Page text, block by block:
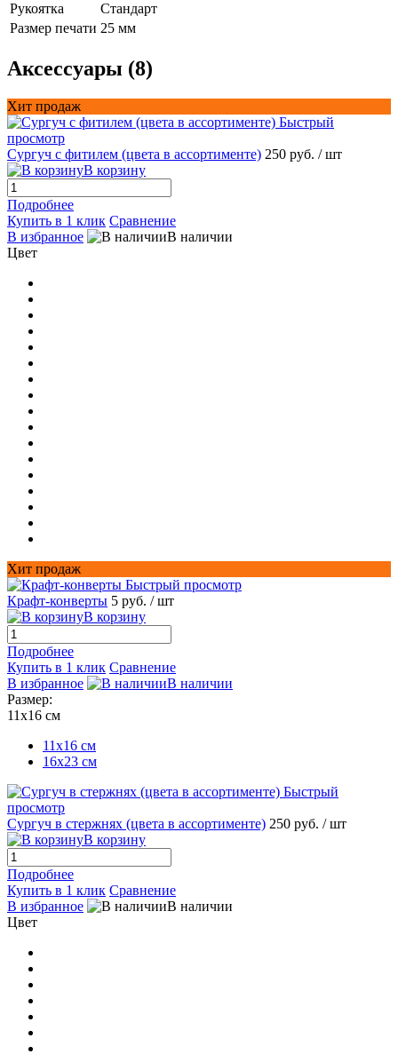
Рукоятка
Стандарт
Размер печати 25 мм
Аксессуары (8)
Хит продаж
Быстрый
просмотр
Сургуч с фитилем (цвета в ассортименте) 250 руб. / шт
В корзину
Подробнее
Купить в 1 клик Сравнение
В избранное
В наличии
Цвет
Хит продаж
Быстрый просмотр
Крафт-конверты 5 руб. / шт
В корзину
Подробнее
Купить в 1 клик Сравнение
В избранное
В наличии
Размер:
11х16 см
11х16 см
16x23 см
Быстрый
просмотр
Сургуч в стержнях (цвета в ассортименте) 250 руб. / шт
В корзину
Подробнее
Купить в 1 клик Сравнение
В избранное
В наличии
Цвет